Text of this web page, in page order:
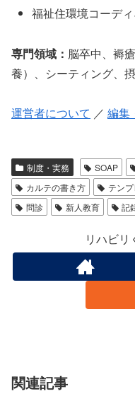
福祉住環境コーデ
専門領域： 脳卒中、褥
養）、シーティング、
運営者について ／ 編集
制度・実務 SOAP
カルテの書き方
テン
問診
新人教育 記
リハビリ
関連記事